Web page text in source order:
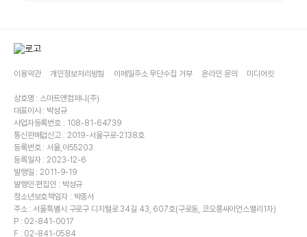
이용약관 개인정보처리방침 이메일주소 무단수집 거부 온라인 문의 미디어킷
상호명 : 스마트앤컴퍼니(주)
대표이사 : 박성규
사업자등록번호 : 108-81-64739
통신판매업신고 : 2019-서울구로-2138호
등록번호 : 서울,아55203
등록일자 : 2023-12-6
발행일 : 2011-9-19
발행인·편집인 : 박성규
청소년보호책임자 : 박종서
주소 : 서울특별시 구로구 디지털로 34길 43, 607호(구로동, 코오롱싸이언스밸리1차)
P : 02-841-0017
F : 02-841-0584